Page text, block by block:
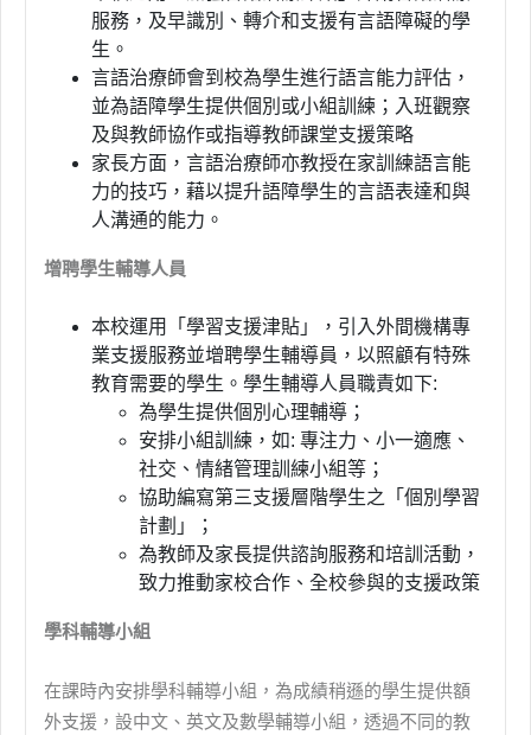
服務，及早識別、轉介和支援有言語障礙的學
生。
言語治療師會到校為學生進行語言能力評估，
並為語障學生提供個別或小組訓練；入班觀察
及與教師協作或指導教師課堂支援策略
家長方面，言語治療師亦教授在家訓練語言能
力的技巧，藉以提升語障學生的言語表達和與
人溝通的能力。
增聘學生輔導人員
本校運用「學習支援津貼」，引入外間機構專
業支援服務並增聘學生輔導員，以照顧有特殊
教育需要的學生。學生輔導人員職責如下:
為學生提供個別心理輔導；
安排小組訓練，如: 專注力、小一適應、
社交、情緒管理訓練小組等；
協助編寫第三支援層階學生之「個別學習
計劃」；
為教師及家長提供諮詢服務和培訓活動，
致力推動家校合作、全校參與的支援政策
學科輔導小組
在課時內安排學科輔導小組，為成績稍遜的學生提供額
外支援，設中文、英文及數學輔導小組，透過不同的教